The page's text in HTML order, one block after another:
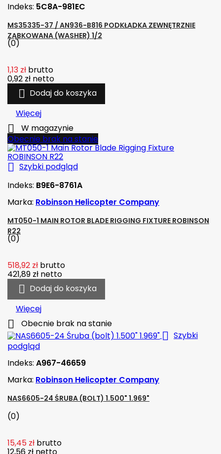
Indeks: 5C8A-981EC
MS35335-37 / AN936-B816 PODKŁADKA ZEWNĘTRZNIE
ZĄBKOWANA (WASHER) 1/2
(0)
1,13 zł brutto
0,92 zł netto
 Dodaj do koszyka
Więcej

W magazynie
Obecnie brak na stanie
 Szybki podgląd
Indeks: B9E6-8761A
Marka: Robinson Helicopter Company
MT050-1 MAIN ROTOR BLADE RIGGING FIXTURE ROBINSON
R22
(0)
518,92 zł brutto
421,89 zł netto
 Dodaj do koszyka
Więcej
 Obecnie brak na stanie
 Szybki
podgląd
Indeks: A967-46659
Marka: Robinson Helicopter Company
NAS6605-24 ŚRUBA (BOLT) 1.500" 1.969"
(0)
15,45 zł brutto
12,56 zł netto